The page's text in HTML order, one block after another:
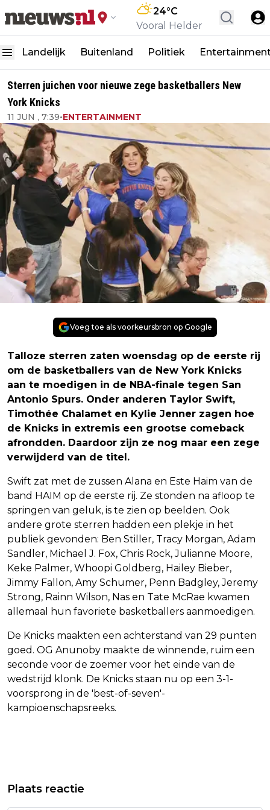
24°C
Vooral Helder
Landelijk Buitenland Politiek
Sterren juichen voor nieuwe zege basketballers New
York Knicks
11 JUN , 7:39•ENTERTAINMENT
Voeg toe als voorkeursbron op Google
Talloze sterren zaten woensdag op de eerste rij
om de basketballers van de New York Knicks
aan te moedigen in de NBA-finale tegen San
Antonio Spurs. Onder anderen Taylor Swift,
Timothée Chalamet en Kylie Jenner zagen hoe
de Knicks in extremis een grootse comeback
afrondden. Daardoor zijn ze nog maar een zege
verwijderd van de titel.
Swift zat met de zussen Alana en Este Haim van de
band HAIM op de eerste rij. Ze stonden na afloop te
springen van geluk, is te zien op beelden. Ook
andere grote sterren hadden een plekje in het
publiek gevonden: Ben Stiller, Tracy Morgan, Adam
Sandler, Michael J. Fox, Chris Rock, Julianne Moore,
Keke Palmer, Whoopi Goldberg, Hailey Bieber,
Jimmy Fallon, Amy Schumer, Penn Badgley, Jeremy
Strong, Rainn Wilson, Nas en Tate McRae kwamen
allemaal hun favoriete basketballers aanmoedigen.
De Knicks maakten een achterstand van 29 punten
goed. OG Anunoby maakte de winnende, ruim een
seconde voor de zoemer voor het einde van de
wedstrijd klonk. De Knicks staan nu op een 3-1-
voorsprong in de 'best-of-seven'-
kampioenschapsreeks.
OVER IN PRESIDENTSVERKIEZING
CBS: IETS MINDER NEDERLANDERS
Plaats reactie